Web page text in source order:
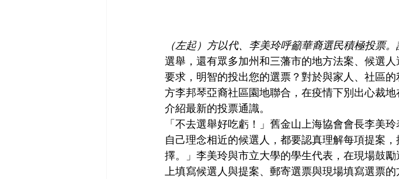
（左起）方以代、李美玲呼籲華裔選民積極投票
選舉，還有眾多加州和三藩市的地方法案、候選
要求，明智的投出您的選票？對於與家人、社區
方李邦琴亞裔社區園地聯合，在疫情下別出心裁
介紹最新的投票通識。
「不去選舉好吃虧！」舊金山上海協會會長李美
自己理念相近的候選人，都要認真理解每項提案
擇。」李美玲與市立大學的學生代表，在現場鼓
上填寫候選人與提案、郵寄選票與現場填寫選票